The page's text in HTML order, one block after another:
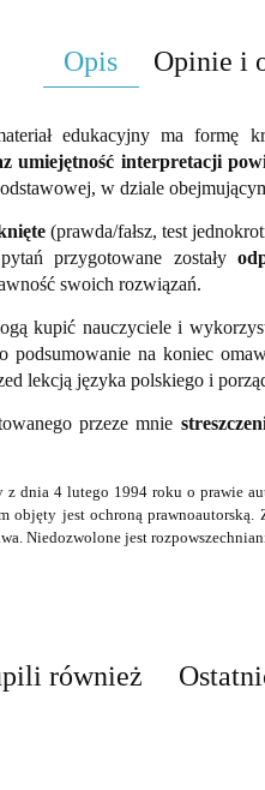
Opis Opinie i
edukacyjny ma formę
umiejętność interpretacji
w dziale
(prawda/fałsz, test
przygotowane zostały
swoich rozwiązań.
kupić nauczyciele i
na koniec
lekcją języka polskiego i
przeze mnie
z dnia 4 lutego 1994 roku o prawie
objęty jest ochroną prawnoautorską.
Niedozwolone jest
również